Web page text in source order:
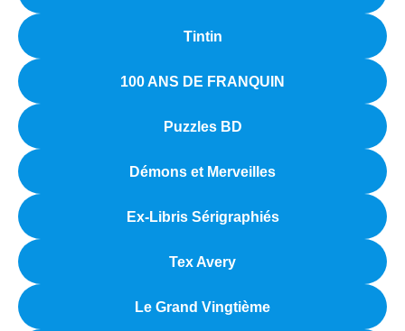
Tintin
100 ANS DE FRANQUIN
Puzzles BD
Démons et Merveilles
Ex-Libris Sérigraphiés
Tex Avery
Le Grand Vingtième